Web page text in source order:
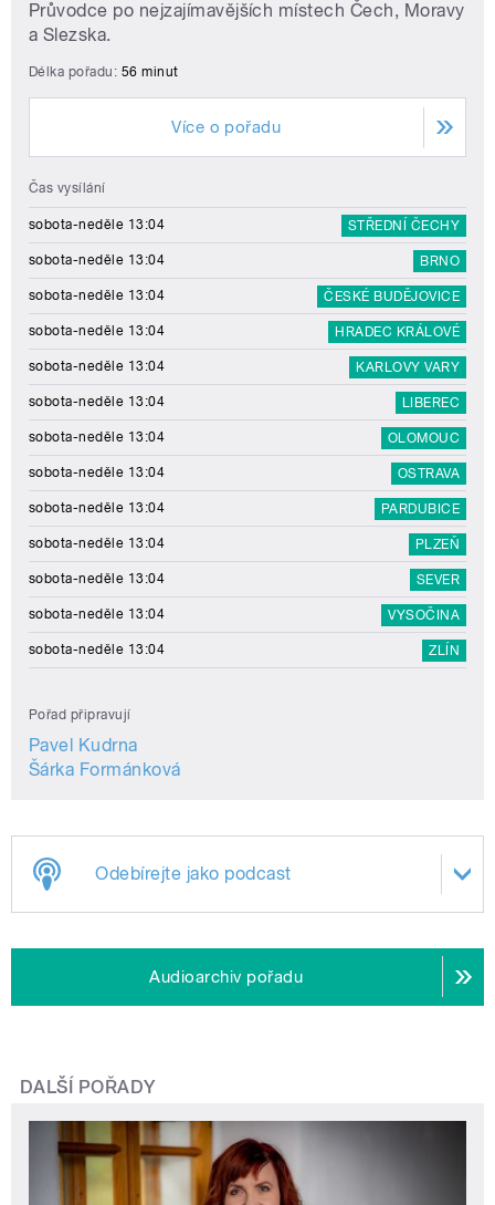
Průvodce po nejzajímavějších místech Čech, Moravy
a Slezska.
Délka pořadu: 56 minut
Více o pořadu
Čas vysílání
sobota-neděle 13:04 STŘEDNÍ ČECHY
sobota-neděle 13:04 BRNO
sobota-neděle 13:04 ČESKÉ BUDĚJOVICE
sobota-neděle 13:04 HRADEC KRÁLOVÉ
sobota-neděle 13:04 KARLOVY VARY
sobota-neděle 13:04 LIBEREC
sobota-neděle 13:04 OLOMOUC
sobota-neděle 13:04 OSTRAVA
sobota-neděle 13:04 PARDUBICE
sobota-neděle 13:04 PLZEŇ
sobota-neděle 13:04 SEVER
sobota-neděle 13:04 VYSOČINA
sobota-neděle 13:04 ZLÍN
Pořad připravují
Pavel Kudrna
Šárka Formánková
Odebírejte jako podcast
Audioarchiv pořadu
DALŠÍ POŘADY